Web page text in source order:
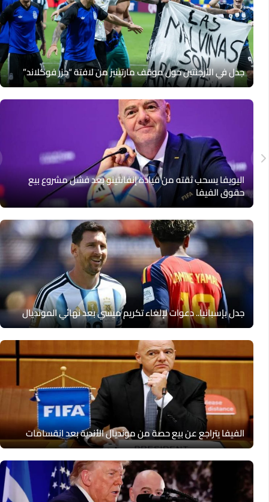
جدل في الأرجنتين حول موقف مارتينيز من لافتة “جزر فوكلاند”
اليويفا يسحب ثقته من قيادة إنفانتينو بعد فشل مشروع بيع
حقوق الفيفا
جدل بإسبانيا.. دعوات لإلغاء تكريم ميسي بعد نهائي المونديال
الفيفا يتراجع عن بيع حصة من مونديال الأندية بعد انقسامات